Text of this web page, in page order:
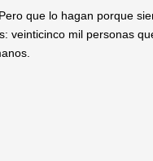
que lo hagan porque
veinticinco mil personas